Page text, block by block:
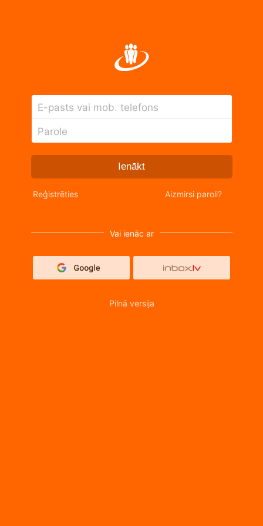
E-pasts vai mob. telefons
Parole
Ienākt
Reģistrēties Aizmirsi paroli?
Vai ienāc ar
Pilnā versija